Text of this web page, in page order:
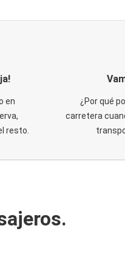
en
resto.
¿Por qué
carretera